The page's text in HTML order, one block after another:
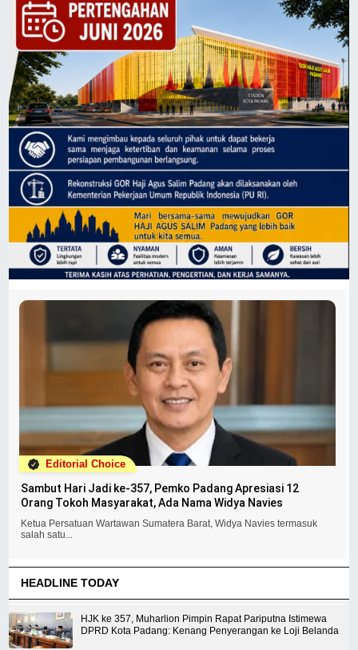
Editorial Choice
Sambut Hari Jadi ke-357, Pemko Padang Apresiasi 12
Orang Tokoh Masyarakat, Ada Nama Widya Navies
Ketua Persatuan Wartawan Sumatera Barat, Widya Navies termasuk
salah satu...
HEADLINE TODAY
HJK ke 357, Muharlion Pimpin Rapat Pariputna Istimewa
DPRD Kota Padang: Kenang Penyerangan ke Loji Belanda